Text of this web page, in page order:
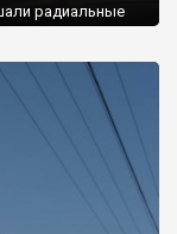
радиальные